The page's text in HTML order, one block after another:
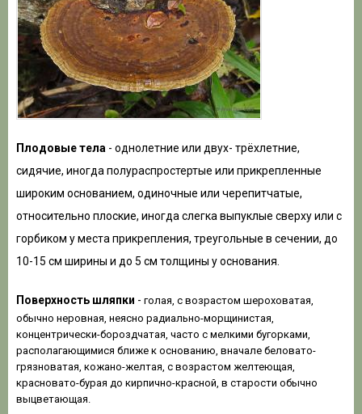
Плодовые тела - однолетние или двух- трёхлетние,
сидячие, иногда полураспростертые или прикрепленные
широким основанием, одиночные или черепитчатые,
относительно плоские, иногда слегка выпуклые сверху или с
горбиком у места прикрепления, треугольные в сечении, до
10-15 см ширины и до 5 см толщины у основания.
Поверхность шляпки - голая, с возрастом шероховатая,
обычно неровная, неясно радиально-морщинистая,
концентрически-бороздчатая, часто с мелкими бугорками,
располагающимися ближе к основанию, вначале беловато-
грязноватая, кожано-желтая, с возрастом желтеющая,
красновато-бурая до кирпично-красной, в старости обычно
выцветающая.